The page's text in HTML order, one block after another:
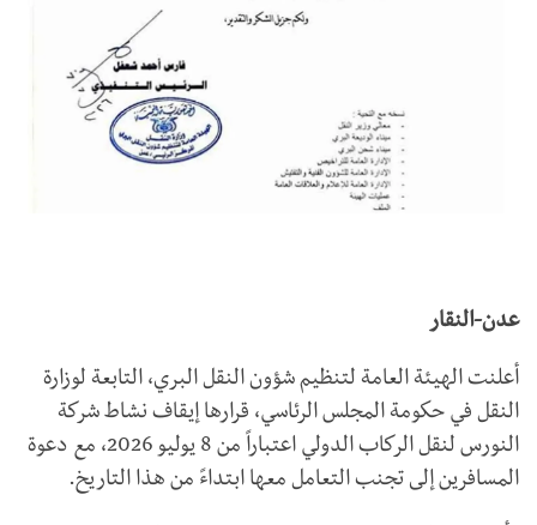
عدن-النقار
أعلنت الهيئة العامة لتنظيم شؤون النقل البري، التابعة لوزارة
النقل في حكومة المجلس الرئاسي، قرارها إيقاف نشاط شركة
النورس لنقل الركاب الدولي اعتباراً من 8 يوليو 2026، مع دعوة
المسافرين إلى تجنب التعامل معها ابتداءً من هذا التاريخ.